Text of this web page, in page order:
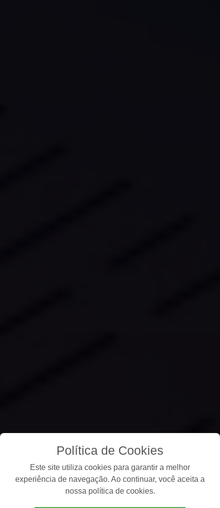
Política de Cookies
Este site utiliza cookies para garantir a melhor
experiência de navegação. Ao continuar, você aceita a
nossa política de cookies.